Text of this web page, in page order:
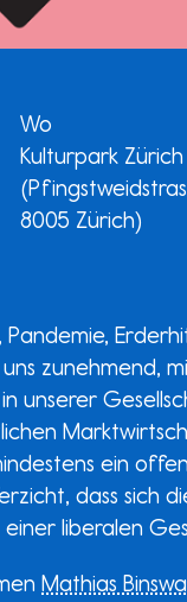
Wo
Kulturpark Zürich
8005 Zürich)
zunehmend,
unserer
ein
dass sich
liberalen
Mathias